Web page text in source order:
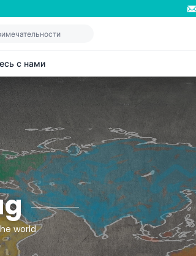
с нами
world